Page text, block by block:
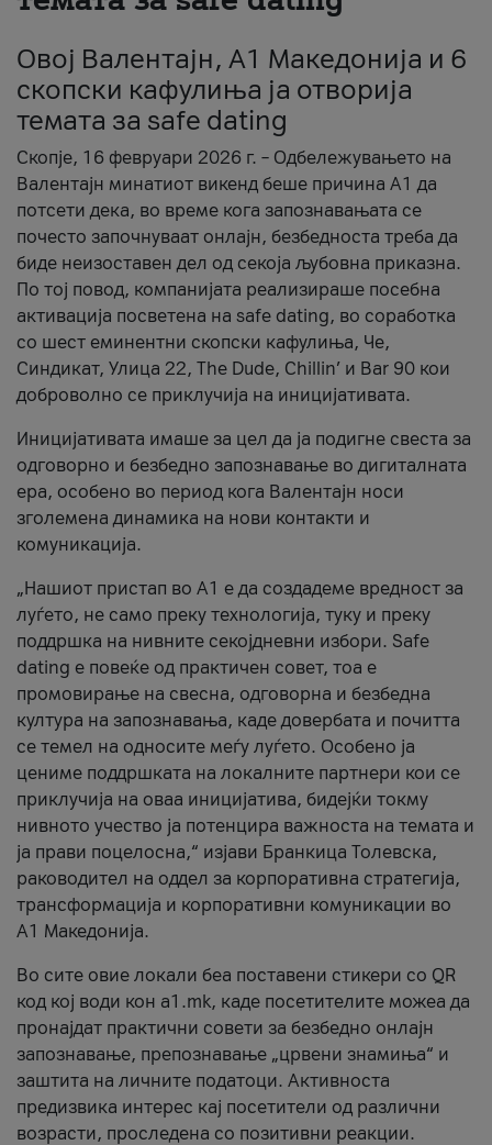
Овој Валентајн, A1 Македонија и 6
скопски кафулиња ја отворија
темата за safe dating
Скопје, 16 февруари 2026 г. – Одбележувањето на
Валентајн минатиот викенд беше причина А1 да
потсети дека, во време кога запознавањата се
почесто започнуваат онлајн, безбедноста треба да
биде неизоставен дел од секоја љубовна приказна.
По тој повод, компанијата реализираше посебна
активација посветена на safe dating, во соработка
со шест еминентни скопски кафулиња, Че,
Синдикат, Улица 22, The Dude, Chillin’ и Bar 90 кои
доброволно се приклучија на иницијативата.
Иницијативата имаше за цел да ја подигне свеста за
одговорно и безбедно запознавање во дигиталната
ера, особено во период кога Валентајн носи
зголемена динамика на нови контакти и
комуникација.
„Нашиот пристап во А1 е да создадеме вредност за
луѓето, не само преку технологија, туку и преку
поддршка на нивните секојдневни избори. Safe
dating е повеќе од практичен совет, тоа е
промовирање на свесна, одговорна и безбедна
култура на запознавања, каде довербата и почитта
се темел на односите меѓу луѓето. Особено ја
цениме поддршката на локалните партнери кои се
приклучија на оваа иницијатива, бидејќи токму
нивното учество ја потенцира важноста на темата и
ја прави поцелосна,“ изјави Бранкица Толевска,
раководител на оддел за корпоративна стратегија,
трансформација и корпоративни комуникации во
А1 Македонија.
Во сите овие локали беа поставени стикери со QR
код кој води кон a1.mk, каде посетителите можеа да
пронајдат практични совети за безбедно онлајн
запознавање, препознавање „црвени знамиња“ и
заштита на личните податоци. Активноста
предизвика интерес кај посетители од различни
возрасти, проследена со позитивни реакции.